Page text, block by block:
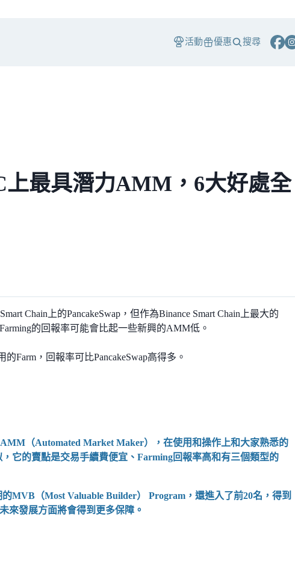
活動 優惠 搜尋
上最具潛力AMM，6大好處全
Chain上的PancakeSwap，但作為Binance Smart Chain上最大的
的回報率可能會比起一些新興的AMM低。
Farm，回報率可比PancakeSwap高得多。
（Automated Market Maker），在使用和操作上和大家熟悉的
，它的賣點是交易手續費便宜、Farming回報率高和有三個類型的
MVB（Most Valuable Builder） Program，還進入了前20名，得到
來發展方面將會得到更多保障。